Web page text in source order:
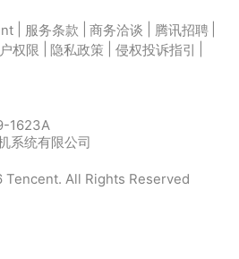
服务条款 商务洽谈 腾讯招聘
权限 隐私政策 侵权投诉指引
1623A
系统有限公司
All Rights Reserved